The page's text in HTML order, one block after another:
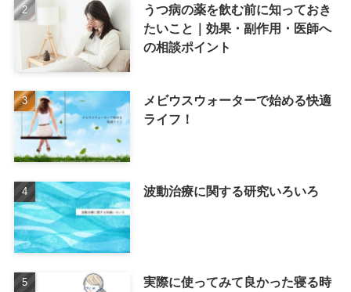
うつ病の薬を飲む前に知っておき
たいこと｜効果・副作用・医師へ
の相談ポイント
メビウスウォーターで始める快適
ライフ！
波動治療に関する研究いろいろ
実際に使ってみて良かった寝る時